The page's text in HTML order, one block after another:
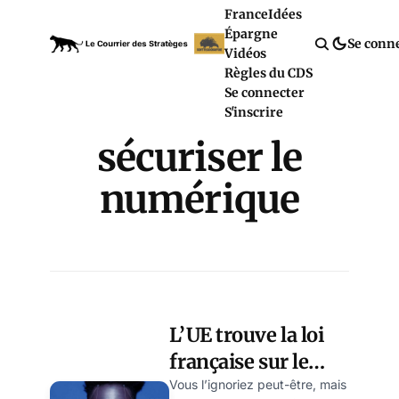
FranceIdées
Épargne
Vidéos
Règles du CDS
Se connecter
S'inscrire
Se
sécuriser le
numérique
L’UE trouve la loi
française sur le
numérique trop
Vous l’ignoriez peut-être, mais